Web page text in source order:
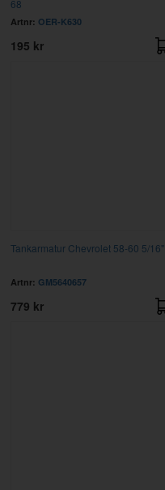
68
Artnr: OER-K630
195 kr
Tankarmatur Chevrolet 58-60 5/16"
Artnr: GM5640657
779 kr